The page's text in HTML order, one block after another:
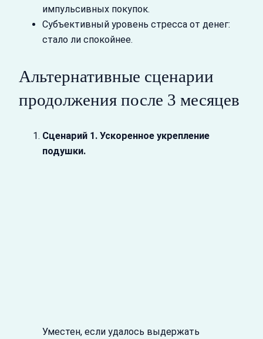
импульсивных покупок.
Субъективный уровень стресса от денег:
стало ли спокойнее.
Альтернативные сценарии
продолжения после 3 месяцев
Сценарий 1. Ускоренное укрепление
подушки.
Уместен, если удалось выдержать